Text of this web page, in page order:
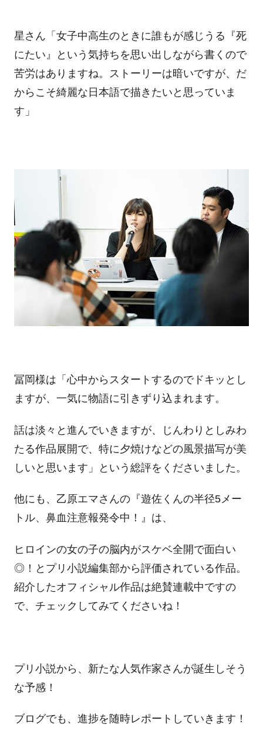
星さん「女子中高生のときに誰もが感じうる『死
にたい』という気持ちを思い出しながら書くので
苦労はありますね。ストーリーは暗いですが、だ
からこそ綺麗な日本語で描きたいと思っていま
す」
冨岡様は「心中からスタートするのでドキッとし
ますが、一気に物語に引きずり込まれます。
話は淡々と進んでいきますが、じんわりとしみわ
たる作品展開で、特に夕焼けなどの風景描写が美
しいと思います」という総評をくださいました。
他にも、乙原エマさんの『遊佐くんの半径5メー
トル、鼻血注意報発令中！』は、
ヒロインの女の子の脳内がスケベ全開で面白い
◎！とプリ小説編集部から評価されている作品。
紹介したオフィシャル作品は絶賛連載中ですの
で、チェックしてみてくださいね！
プリ小説から、新たな人気作家さんが誕生しそう
な予感！
ブログでも、進捗を随時レポートしていきます！